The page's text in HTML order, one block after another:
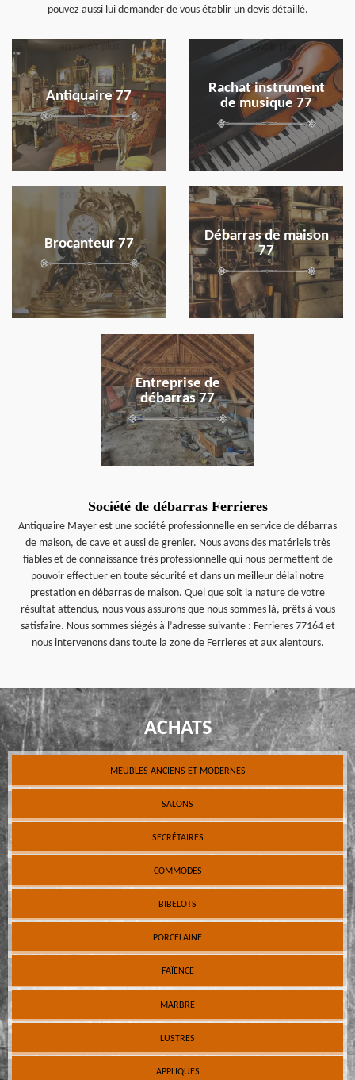
pouvez aussi lui demander de vous établir un devis détaillé.
Antiquaire 77
en savoir plus
Rachat instrument
de musique 77
en savoir plus
Brocanteur 77
en savoir plus
Débarras de maison
77
en savoir plus
Entreprise de
débarras 77
en savoir plus
Société de débarras Ferrieres
Antiquaire Mayer est une société professionnelle en service de débarras
de maison, de cave et aussi de grenier. Nous avons des matériels très
fiables et de connaissance très professionnelle qui nous permettent de
pouvoir effectuer en toute sécurité et dans un meilleur délai notre
prestation en débarras de maison. Quel que soit la nature de votre
résultat attendus, nous vous assurons que nous sommes là, prêts à vous
satisfaire. Nous sommes siégés à l’adresse suivante : Ferrieres 77164 et
nous intervenons dans toute la zone de Ferrieres et aux alentours.
ACHATS
MEUBLES ANCIENS ET MODERNES
SALONS
SECRÉTAIRES
COMMODES
BIBELOTS
PORCELAINE
FAÏENCE
MARBRE
LUSTRES
APPLIQUES